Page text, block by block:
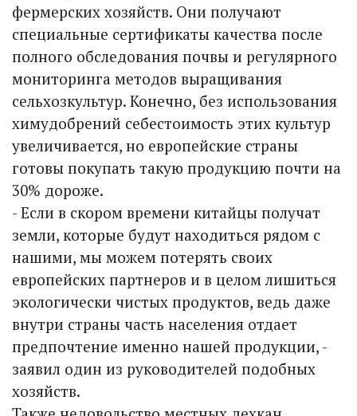
фермерских хозяйств. Они получают
специальные сертификаты качества после
полного обследования почвы и регулярного
мониторинга методов выращивания
сельхозкультур. Конечно, без использования
химудобрений себестоимость этих культур
увеличивается, но европейские страны
готовы покупать такую продукцию почти на
30% дороже.
- Если в скором времени китайцы получат
земли, которые будут находиться рядом с
нашими, мы можем потерять своих
европейских партнеров и в целом лишиться
экологически чистых продуктов, ведь даже
внутри страны часть населения отдает
предпочтение именно нашей продукции, -
заявил один из руководителей подобных
хозяйств.